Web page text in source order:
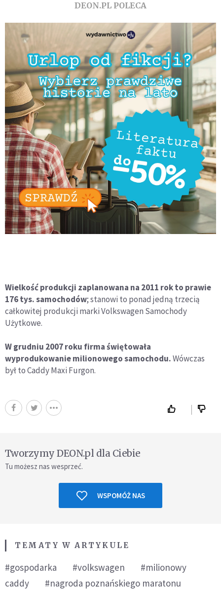
DEON.PL POLECA
Wielkość produkcji zaplanowana na 2011 rok to prawie
176 tys. samochodów; stanowi to ponad jedną trzecią
całkowitej produkcji marki Volkswagen Samochody
Użytkowe.
W grudniu 2007 roku firma świętowała
wyprodukowanie milionowego samochodu.Wówczas
był to Caddy Maxi Furgon.
Tworzymy DEON.pl dla Ciebie
Tu możesz nas wesprzeć.
WSPOMÓŻ NAS
TEMATY W ARTYKULE
#gospodarka #volkswagen
#milionowy
caddy
#nagroda poznańskiego maratonu